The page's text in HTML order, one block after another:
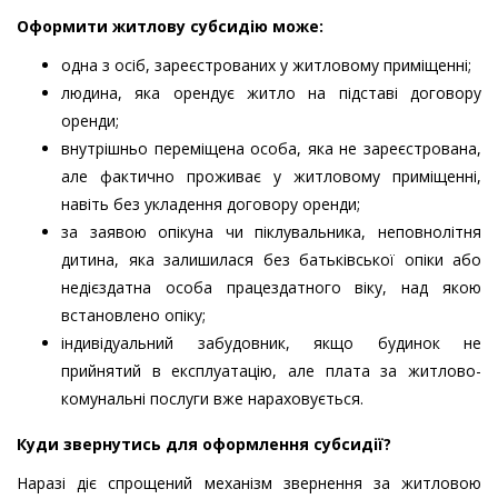
Оформити житлову субсидію може:
одна з осіб, зареєстрованих у житловому приміщенні;
людина, яка орендує житло на підставі договору
оренди;
внутрішньо переміщена особа, яка не зареєстрована,
але фактично проживає у житловому приміщенні,
навіть без укладення договору оренди;
за заявою опікуна чи піклувальника, неповнолітня
дитина, яка залишилася без батьківської опіки або
недієздатна особа працездатного віку, над якою
встановлено опіку;
індивідуальний забудовник, якщо будинок не
прийнятий в експлуатацію, але плата за житлово-
комунальні послуги вже нараховується.
Куди звернутись для оформлення субсидії?
Наразі діє спрощений механізм звернення за житловою